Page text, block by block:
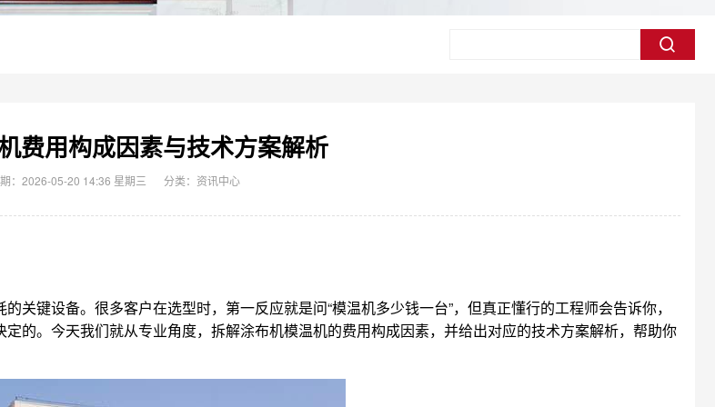
费用构成因素与技术方案解析
：2026-05-20 14:36 星期三 分类： 资讯中心
键设备。很多客户在选型时，第一反应就是问“模温机多少钱一台”，但真正懂行的工程师会告诉你，
的。今天我们就从专业角度，拆解涂布机模温机的费用构成因素，并给出对应的技术方案解析，帮助你